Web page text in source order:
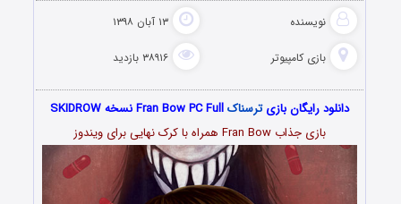
نویسنده ۱۳ آبان ۱۳۹۸
بازی کامپیوتر ۳۸۹۱۶ بازدید
دانلود رایگان بازیترسناک
بازی جذاب Fran Bow همراه با کرک نهایی برای ویندوز